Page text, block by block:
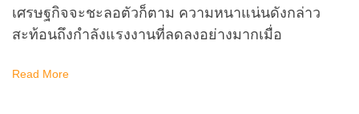
เศรษฐกิจจะชะลอตัวก็ตาม ความหนาแน่นดังกล่าว
สะท้อนถึงกำลังแรงงานที่ลดลงอย่างมากเมื่อ
Read More